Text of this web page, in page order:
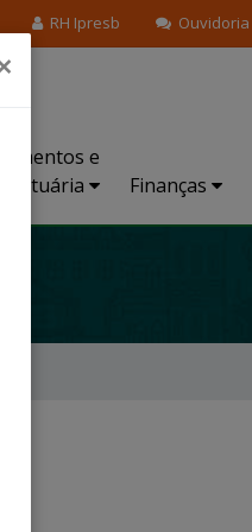
Ouvidoria
RH Ipresb
e
Atuária
Finanças